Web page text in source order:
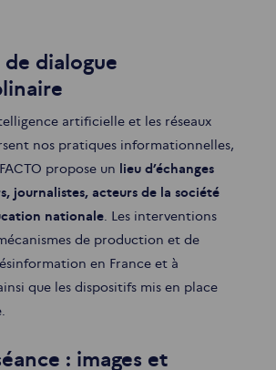
de dialogue
artificielle et les réseaux
nos pratiques informationnelles,
propose un lieu d’échanges
journalistes, acteurs de la société
nationale. Les interventions
de production et de
en France et à
que les dispositifs mis en place
: images et